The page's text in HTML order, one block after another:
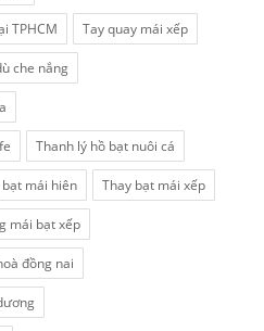
TPHCM Tay quay mái xếp
che nắng
Thanh lý hồ bạt nuôi cá
mái hiên Thay bạt mái xếp
mái bạt xếp
đồng nai